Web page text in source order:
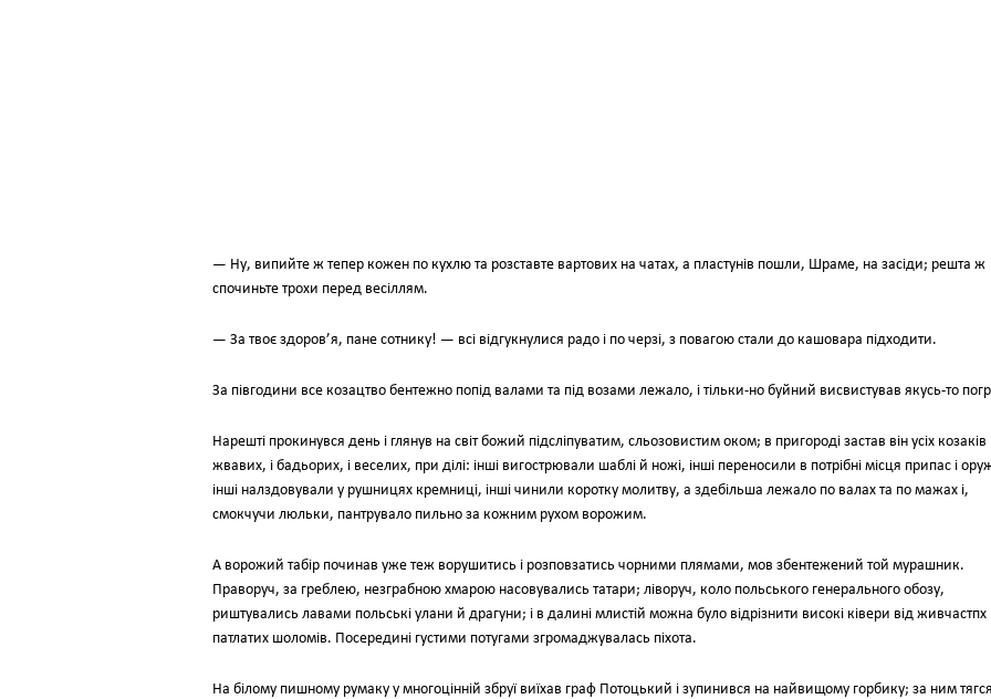
— Ну, випийте ж тепер кожен по кухлю та розставте вартових на чатах, а пластунів пошли, Шраме, на засіди; решта ж
спочиньте трохи перед весіллям.
— За твоє здоров’я, пане сотнику! — всі відгукнулися радо і по черзі, з повагою стали до кашовара підходити.
За півгодини все козацтво бентежно попід валами та під возами лежало, і тільки-но буйний висвистував якусь-то
Нарешті прокинувся день і глянув на світ божий підсліпуватим, сльозовистим оком; в пригороді застав він усіх козаків
жвавих, і бадьорих, і веселих, при ділі: інші вигострювали шаблі й ножі, інші переносили в потрібні місця припас і
інші налздовували у рушницях кремниці, інші чинили коротку молитву, а здебільша лежало по валах та по мажах і,
смокчучи люльки, пантрувало пильно за кожним рухом ворожим.
А ворожий табір починав уже теж ворушитись і розповзатись чорними плямами, мов збентежений той мурашник.
Праворуч, за греблею, незграбною хмарою насовувались татари; ліворуч, коло польського генерального обозу,
риштувались лавами польські улани й драгуни; і в далині млистій можна було відрізнити високі ківери від живчастпх
патлатих шоломів. Посередині густими потугами згромаджувалась піхота.
На білому пишному румаку у многоцінній збруї виїхав граф Потоцький і зупинився на найвищому горбику; за ним тягся